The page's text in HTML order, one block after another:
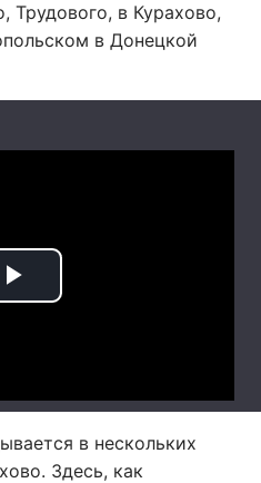
Трудового, в Курахово,
в Донецкой
в нескольких
Здесь, как